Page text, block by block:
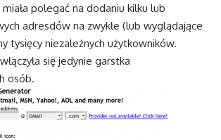
polegać na dodaniu kilku lub
adresdów na zwykłe (lub wyglądające
tysięcy niezależnych użytkowników.
się jedynie garstka
osób.